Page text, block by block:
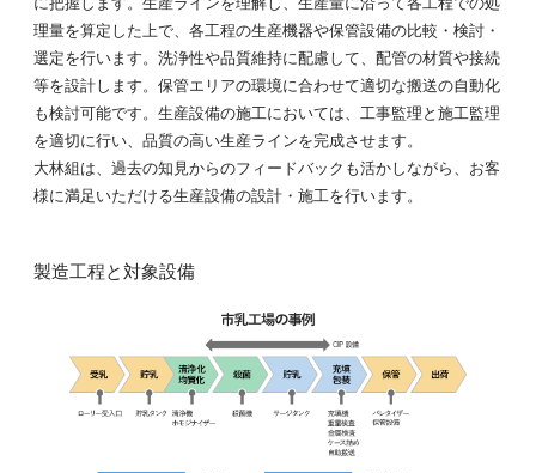
理量を算定した上で、各工程の生産機器や保管設備の比較・検討・
選定を行います。洗浄性や品質維持に配慮して、配管の材質や接続
等を設計します。保管エリアの環境に合わせて適切な搬送の自動化
も検討可能です。生産設備の施工においては、工事監理と施工監理
を適切に行い、品質の高い生産ラインを完成させます。
大林組は、過去の知見からのフィードバックも活かしながら、お客
様に満足いただける生産設備の設計・施工を行います。
製造工程と対象設備